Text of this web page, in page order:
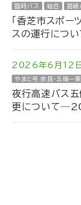
臨時バス 総合 路線
「香芝市スポー
スの運行につい
2026年6月12日
やまと号 奈良・五條ー東
夜行高速バス
更について